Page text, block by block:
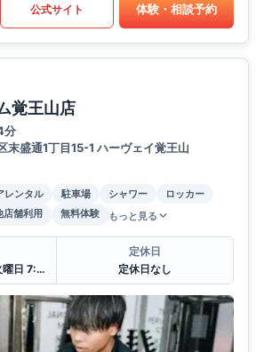
公式サイト 体験・相談予約
覚王山店
分
末盛通1丁目15-1 ハーヴェイ覚王山
レンタル 駐車場 シャワー
ロッカー
店舗利用 無料体験 もっと見る
月曜日 7:00〜23:00 火曜日 7:00〜23:00 水曜日 7:00〜23:00 木曜日 7:00〜23:00 金曜日 7:00〜23:00 土曜日 7:00〜23:00 日曜日 7:00〜23:00
定休日
定休日なし